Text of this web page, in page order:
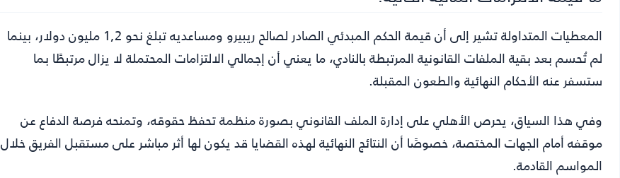
المعطيات المتداولة تشير إلى أن قيمة الحكم المبدئي الصادر لصالح ريبيرو ومساعديه تبلغ نحو 1,2 مليون دولار، بينما
لم تُحسم بعد بقية الملفات القانونية المرتبطة بالنادي، ما يعني أن إجمالي الالتزامات المحتملة لا يزال مرتبطًا بما
ستسفر عنه الأحكام النهائية والطعون المقبلة.
وفي هذا السياق، يحرص الأهلي على إدارة الملف القانوني بصورة منظمة تحفظ حقوقه، وتمنحه فرصة الدفاع عن
موقفه أمام الجهات المختصة، خصوصًا أن النتائج النهائية لهذه القضايا قد يكون لها أثر مباشر على مستقبل الفريق خلال
المواسم القادمة.